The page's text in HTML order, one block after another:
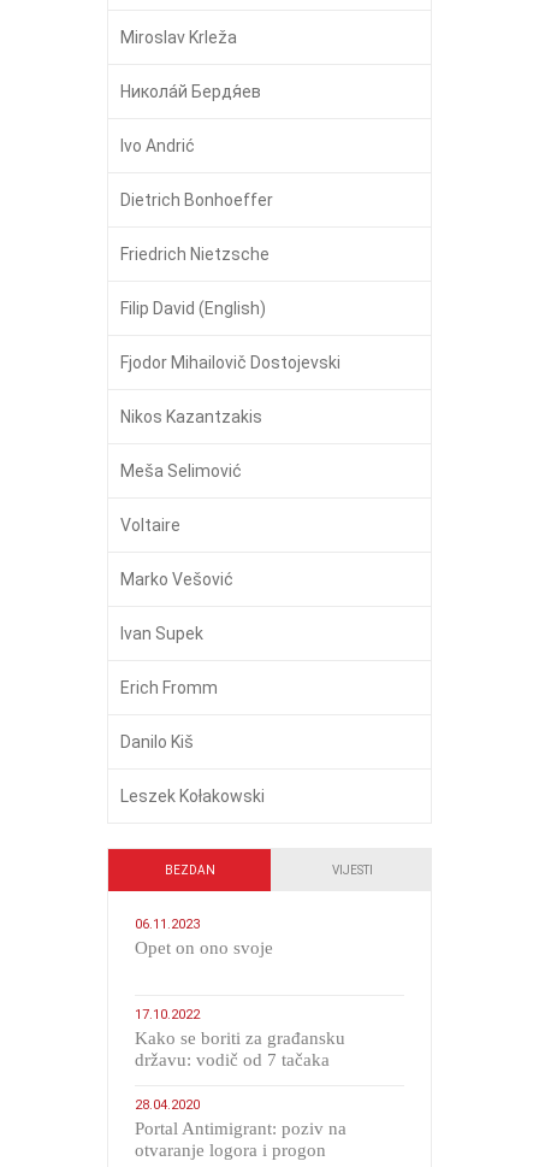
Miroslav Krleža
Никола́й Бердя́ев
Ivo Andrić
Dietrich Bonhoeffer
Friedrich Nietzsche
Filip David (English)
Fjodor Mihailovič Dostojevski
Nikos Kazantzakis
Meša Selimović
Voltaire
Marko Vešović
Ivan Supek
Erich Fromm
Danilo Kiš
Leszek Kołakowski
BEZDAN VIJESTI
06.11.2023
​Opet on ono svoje
17.10.2022
Kako se boriti za građansku
državu: vodič od 7 tačaka
28.04.2020
Portal Antimigrant: poziv na
otvaranje logora i progon